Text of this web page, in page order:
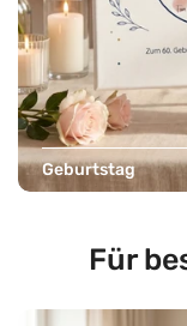
Geburtstag
Für